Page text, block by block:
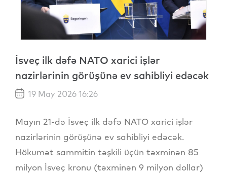
İsveç ilk dəfə NATO xarici işlər
nazirlərinin görüşünə ev sahibliyi edəcək
19 May 2026 16:26
Mayın 21-də İsveç ilk dəfə NATO xarici işlər
nazirlərinin görüşünə ev sahibliyi edəcək.
Hökumət sammitin təşkili üçün təxminən 85
milyon İsveç kronu (təxminən 9 milyon dollar)